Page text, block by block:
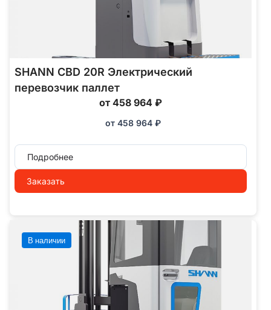
SHANN CBD 20R Электрический
перевозчик паллет
от 458 964 ₽
от 458 964 ₽
Подробнее
Заказать
В наличии